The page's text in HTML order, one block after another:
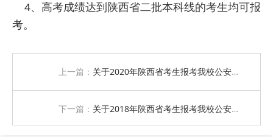
4、高考成绩达到陕西省二批本科线的考生均可报
考。
上一篇： 关于2020年陕西省考生报考我校公安类专业的几点说明
下一篇： 关于2018年陕西省考生报考我校公安类专业的几点说明